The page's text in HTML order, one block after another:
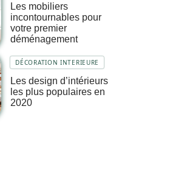
Les mobiliers
incontournables pour
votre premier
déménagement
DÉCORATION INTERIEURE
Les design d’intérieurs
les plus populaires en
2020